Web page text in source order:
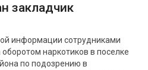
закладчик
информации сотрудниками
наркотиков в поселке
по подозрению в